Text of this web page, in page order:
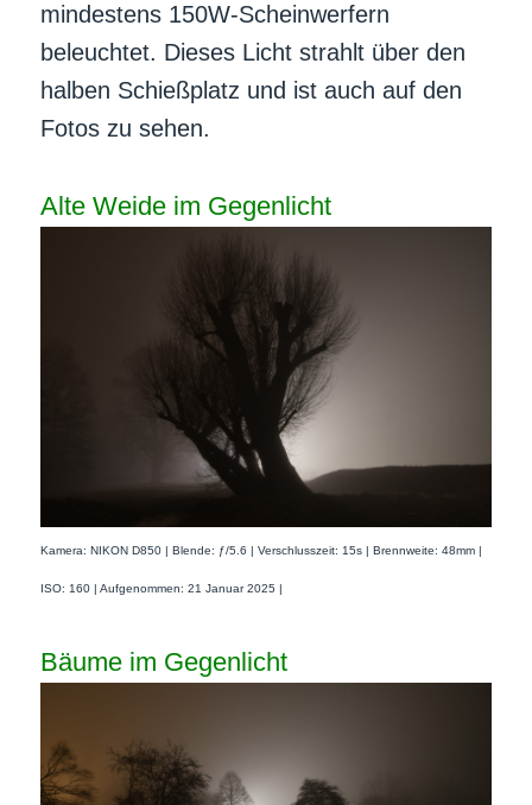
mindestens 150W-Scheinwerfern
beleuchtet. Dieses Licht strahlt über den
halben Schießplatz und ist auch auf den
Fotos zu sehen.
Alte Weide im Gegenlicht
Kamera: NIKON D850 | Blende: ƒ/5.6 | Verschlusszeit: 15s | Brennweite: 48mm |
ISO: 160 | Aufgenommen: 21 Januar 2025 |
Bäume im Gegenlicht